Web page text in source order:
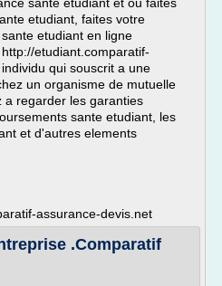
etudiant, faites votre
etudiant en ligne
etudiant.comparatif-
qui souscrit a une
un organisme de mutuelle
a regarder les garanties
sante etudiant, les
et d'autres elements
assurance-devis.net
.Comparatif